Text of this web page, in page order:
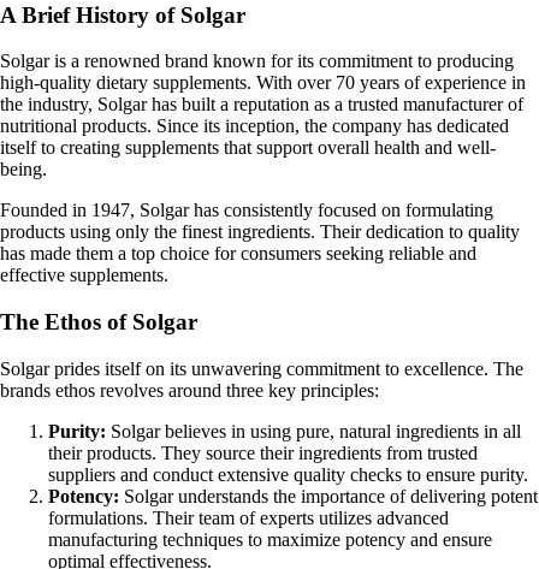
A Brief History of Solgar
Solgar is a renowned brand known for its commitment to producing
high-quality dietary supplements. With over 70 years of experience in
the industry, Solgar has built a reputation as a trusted manufacturer of
nutritional products. Since its inception, the company has dedicated
itself to creating supplements that support overall health and well-
being.
Founded in 1947, Solgar has consistently focused on formulating
products using only the finest ingredients. Their dedication to quality
has made them a top choice for consumers seeking reliable and
effective supplements.
The Ethos of Solgar
Solgar prides itself on its unwavering commitment to excellence. The
brands ethos revolves around three key principles:
Purity: Solgar believes in using pure, natural ingredients in all
their products. They source their ingredients from trusted
suppliers and conduct extensive quality checks to ensure purity.
Potency: Solgar understands the importance of delivering potent
formulations. Their team of experts utilizes advanced
manufacturing techniques to maximize potency and ensure
optimal effectiveness.